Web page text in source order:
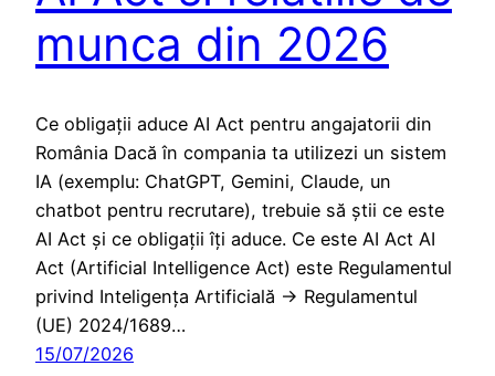
munca din 2026
Ce obligații aduce AI Act pentru angajatorii din
România Dacă în compania ta utilizezi un sistem
IA (exemplu: ChatGPT, Gemini, Claude, un
chatbot pentru recrutare), trebuie să știi ce este
AI Act și ce obligații îți aduce. Ce este AI Act AI
Act (Artificial Intelligence Act) este Regulamentul
privind Inteligența Artificială → Regulamentul
(UE) 2024/1689…
15/07/2026